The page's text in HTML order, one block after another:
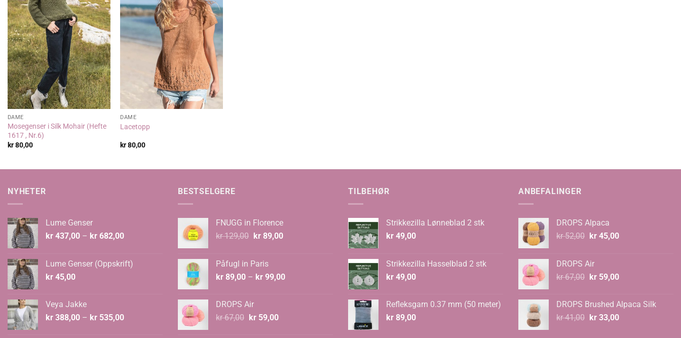
DAME
Mosegenser i Silk Mohair (Hefte
1617 , Nr.6)
kr80,00
DAME
Lacetopp
kr80,00
NYHETER
Lume Genser
kr 437,00 – kr 682,00Prisområde:
kr 682,00
Lume Genser (Oppskrift)
kr 45,00
Veya Jakke
kr 388,00 – kr 535,00Prisområde:
BESTSELGERE
FNUGG in Florence
kr129,00 Opprinnelig
kr 129,00.
kr89,00Nåværende
Påfugl in Paris
kr 89,00 – kr 99,00Prisområde:
DROPS Air
kr67,00 Opprinnelig
kr59,00Nåværende
TILBEHØR
Strikkezilla Lønneblad 2 stk
kr 49,00
Strikkezilla Hasselblad 2 stk
kr 49,00
Refleksgarn 0.37 mm (50 meter)
kr 89,00
ANBEFALINGER
DROPS Alpaca
kr52,00 Opprinnelig
kr 52,00.
kr45,00Nåværende
DROPS Air
kr67,00 Opprinnelig
kr 67,00.
kr59,00Nåværende
kr 59,00.
DROPS Brushed Alpaca Silk
kr41,00 Opprinnelig
kr33,00Nåværende